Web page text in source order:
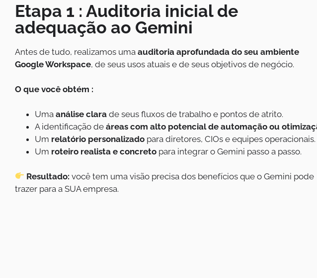
Etapa 1 : Auditoria inicial de
adequação ao Gemini
Antes de tudo, realizamos uma auditoria aprofundada do seu ambiente
Google Workspace, de seus usos atuais e de seus objetivos de negócio.
O que você obtém :
Uma análise clara de seus fluxos de trabalho e pontos de atrito.
A identificação de áreas com alto potencial de automação ou
Um relatório personalizado para diretores, CIOs e equipes operacionais.
Um roteiro realista e concreto para integrar o Gemini passo a passo.
Resultado: você tem uma visão precisa dos benefícios que o Gemini pode
trazer para a SUA empresa.